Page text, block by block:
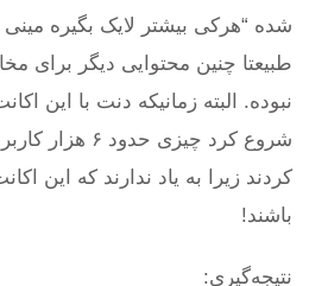
شده “هرکی بیشتر لایک بگیره مینی
طبیعتا چنین محتوایی دیگر برای
نبوده. البته زمانیکه دنت با این
شروع کرد چیزی حدود ۶
کردند زیرا به یاد ندارند که این
باشند!
نتیجه‌گیری: